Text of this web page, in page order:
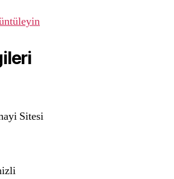
Sitesi